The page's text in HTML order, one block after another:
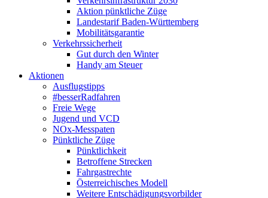
Aktion pünktliche Züge
Landestarif Baden-Württemberg
Mobilitätsgarantie
Verkehrssicherheit
Gut durch den Winter
Handy am Steuer
Aktionen
Ausflugstipps
#besserRadfahren
Freie Wege
Jugend und VCD
NOx-Messpaten
Pünktliche Züge
Pünktlichkeit
Betroffene Strecken
Fahrgastrechte
Österreichisches Modell
Weitere Entschädigungsvorbilder